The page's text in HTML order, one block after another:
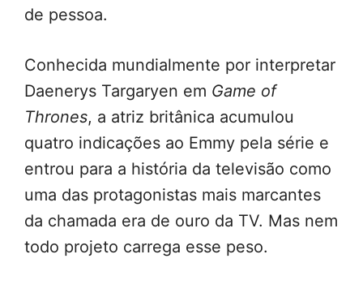
de pessoa.
Conhecida mundialmente por interpretar
Daenerys Targaryen em Game of
Thrones, a atriz britânica acumulou
quatro indicações ao Emmy pela série e
entrou para a história da televisão como
uma das protagonistas mais marcantes
da chamada era de ouro da TV. Mas nem
todo projeto carrega esse peso.